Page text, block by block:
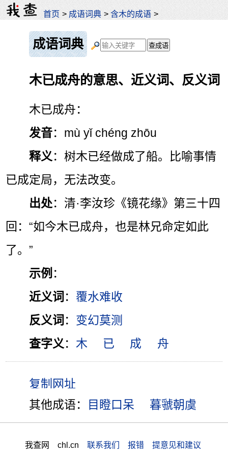
首页 > 成语词典 >含木的成语 >
成语词典
木已成舟的意思、近义词、反义词
木已成舟：
发音：mù yǐ chéng zhōu
释义 ：树木已经做成了船。比喻事情
已成定局，无法改变。
出处：清·李汝珍《镜花缘》第三十四
回：“如今木已成舟，也是林兄命定如此
了。”
示例 ：
近义词 ： 覆水难收
反义词 ： 变幻莫测
查字义 ：木 已 成 舟
其他成语： 目瞪口呆 暮虢朝虞
我查网 chl.cn 联系我们 报错 提意见和建议